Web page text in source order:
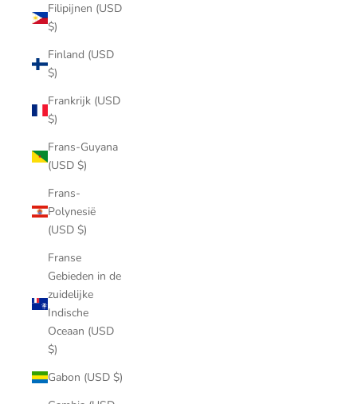
Filipijnen (USD
$)
Finland (USD
$)
Frankrijk (USD
$)
Frans-Guyana
(USD $)
Frans-
Polynesië
(USD $)
Franse
Gebieden in de
zuidelijke
Indische
Oceaan (USD
$)
Gabon (USD $)